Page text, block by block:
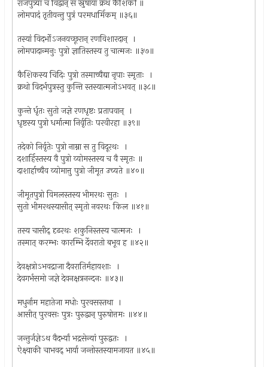
राजपुत्र्यां च विद्वान् स स्नुषायां क्रथ कैशिकौ ॥
लोमपादं तृतीयन्तु पुत्रं परमधार्मिकम् ॥३६॥
तस्यां विदर्भोऽजनयच्छूरान् रणविशारदान् ।
लोमपादान्मनुः पुत्रो ज्ञातिस्तस्य तु चात्मजः ॥३७॥
कैशिकस्य चिदिः पुत्रो तस्माच्चैद्या नृपाः स्मृताः ।
क्रथो विदर्भपुत्रस्तु कुन्ति स्तस्यात्मजोऽभवत् ॥३८॥
कुन्ते र्धृतः सुतो जज्ञे रणधृष्टः प्रतापवान् ।
धृष्टस्य पुत्रो धर्मात्मा निर्वृतिः परवीरहा ॥३९॥
तदेको निर्वृतेः पुत्रो नाम्ना स तु विदूरथः ।
दशार्हिस्तस्य वै पुत्रो व्योमस्तस्य च वै स्मृतः ॥
दाशार्हाच्चैव व्योमात्तु पुत्रो जीमूत उच्यते ॥४०॥
जीमूतपुत्रो विमलस्तस्य भीमरथः सुतः ।
सुतो भीमरथस्यासीत् स्मृतो नवरथः किल ॥४१॥
तस्य चासीद् दृढरथः शकुनिस्तस्य चात्मजः ।
तस्मात् करम्भः कारम्भि र्देवरातो बभूव ह ॥४२॥
देवक्षत्रोऽभवद्राजा दैवरातिर्महायशाः ।
देवगर्भसमो जज्ञे देवनक्षत्रनन्दनः ॥४३॥
मधुर्नाम महातेजा मधोः पुरवसस्तथा ।
आसीत् पुरवसः पुत्रः पुरुद्वान् पुरुषोत्तमः ॥४४॥
जन्तुर्जज्ञेऽथ वैदर्भ्यां भद्रसेन्यां पुरुद्वतः ।
ऐक्ष्वाकी चाभवद् भार्या जन्तोस्तस्यामजायत ॥४५॥